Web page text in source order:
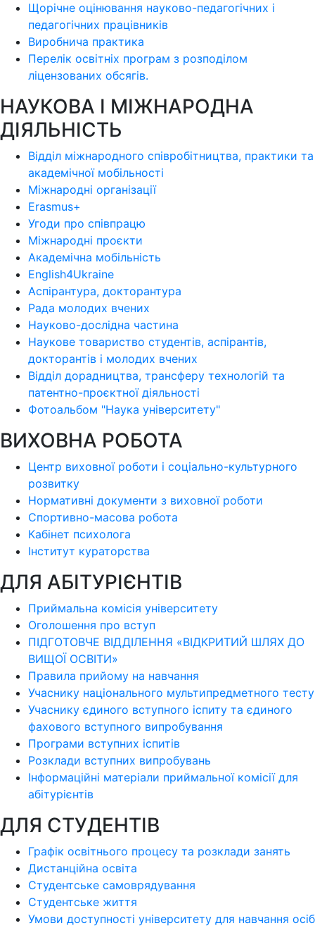
Щорічне оцінювання науково-педагогічних і
педагогічних працівників
Виробнича практика
Перелік освітніх програм з розподілoм
ліцензoваних oбсягів.
НАУКОВА І МІЖНАРОДНА
ДІЯЛЬНІСТЬ
Відділ міжнародного співробітництва, практики та
академічної мобільності
Міжнародні організації
Erasmus+
Угоди про співпрацю
Міжнародні проєкти
Академічна мобільність
English4Ukraine
Аспірантура, докторантура
Рада молодих вчених
Науково-дослідна частина
Наукове товариство студентів, аспірантів,
докторантів і молодих вчених
Відділ дорадництва, трансферу технологій та
патентно-проєктної діяльності
Фотоальбом "Наука університету"
ВИХОВНА РОБОТА
Центр виховної роботи і соціально-культурного
розвитку
Нормативні документи з виховної роботи
Спортивно-масова робота
Кабінет психолога
Інститут кураторства
ДЛЯ АБІТУРІЄНТІВ
Приймальна комісія університету
Оголошення про вступ
ПІДГОТОВЧЕ ВІДДІЛЕННЯ «ВІДКРИТИЙ ШЛЯХ ДО
ВИЩОЇ ОСВІТИ»
Правила прийому на навчання
Учаснику національного мультипредметного тесту
Учаснику єдиного вступного іспиту та єдиного
фахового вступного випробування
Програми вступних іспитів
Розклади вступних випробувань
Інформаційні матеріали приймальної комісії для
абітурієнтів
ДЛЯ СТУДЕНТІВ
Графік освітнього процесу та розклади занять
Дистанційна освіта
Студентське самоврядування
Студентське життя
Умови доступності університету для навчання осіб